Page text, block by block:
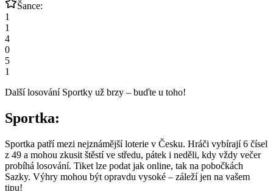
Šance:
1
1
4
0
5
1
Další losování Sportky už brzy – buďte u toho!
Sportka:
Sportka patří mezi nejznámější loterie v Česku. Hráči vybírají 6 čísel
z 49 a mohou zkusit štěstí ve středu, pátek i neděli, kdy vždy večer
probíhá losování. Tiket lze podat jak online, tak na pobočkách
Sazky. Výhry mohou být opravdu vysoké – záleží jen na vašem
tipu!